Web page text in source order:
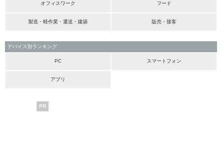
オフィスワーク フード
製造・軽作業・運送・建築 販売・接客
デバイス別ランキング
PC スマートフォン
アプリ
PR